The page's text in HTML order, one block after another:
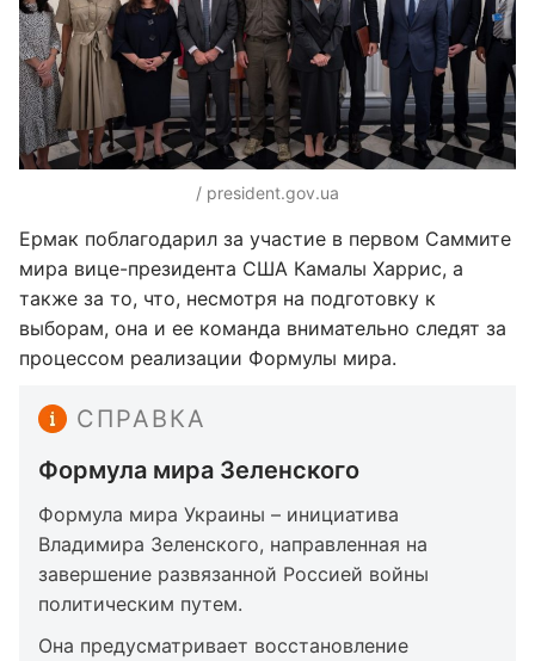
/ president.gov.ua
Ермак поблагодарил за участие в первом Саммите
мира вице-президента США Камалы Харрис, а
также за то, что, несмотря на подготовку к
выборам, она и ее команда внимательно следят за
процессом реализации Формулы мира.
СПРАВКА
Формула мира Зеленского
Формула мира Украины – инициатива
Владимира Зеленского, направленная на
завершение развязанной Россией войны
политическим путем.
Она предусматривает восстановление